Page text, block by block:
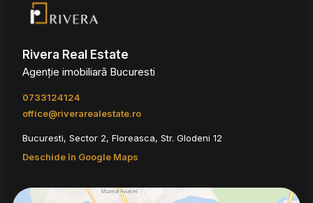
Rivera Real Estate
Agenție imobiliară Bucuresti
0733124124
office@riverarealestate.ro
Bucuresti, Sector 2, Floreasca, Str. Glodeni 12
Deschide în Google Maps